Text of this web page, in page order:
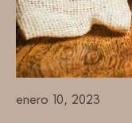
enero 10, 2023